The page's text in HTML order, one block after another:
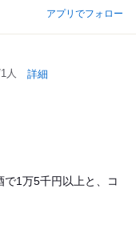
アプリでフォロー
人 詳細
1万5千円以上と、コ